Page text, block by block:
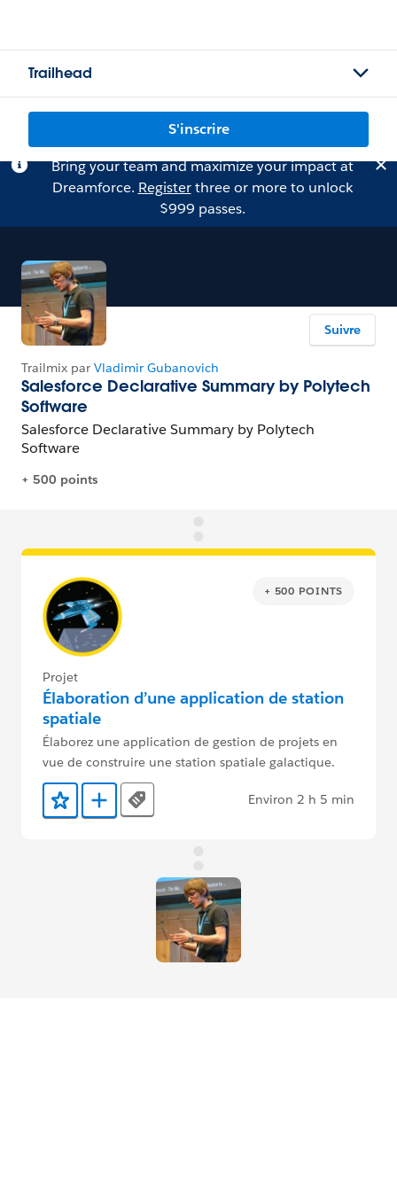
Trailhead
S'inscrire
Bring your team and maximize your impact at
Dreamforce. Registerthree or more to unlock
$999 passes.
Suivre
+ 500 POINTS
Projet
Élaboration d’une application de station
spatiale
Élaborez une application de gestion de projets en
vue de construire une station spatiale galactique.
Aucun code requis.
Ajouter aux favoris
Ajouter au Trailmix
Tags Environ 2 h 5 min